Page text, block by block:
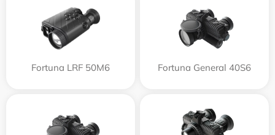
Fortuna LRF 50M6 Fortuna General 40S6